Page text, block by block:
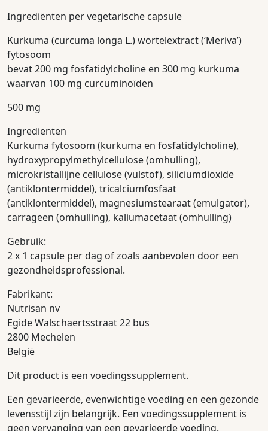
Ingrediënten per vegetarische capsule
Kurkuma (curcuma longa L.) wortelextract (‘Meriva’)
fytosoom
bevat 200 mg fosfatidylcholine en 300 mg kurkuma
waarvan 100 mg curcuminoïden
500 mg
Ingredienten
Kurkuma fytosoom (kurkuma en fosfatidylcholine),
hydroxypropylmethylcellulose (omhulling),
microkristallijne cellulose (vulstof), siliciumdioxide
(antiklontermiddel), tricalciumfosfaat
(antiklontermiddel), magnesiumstearaat (emulgator),
carrageen (omhulling), kaliumacetaat (omhulling)
Gebruik:
2 x 1 capsule per dag of zoals aanbevolen door een
gezondheidsprofessional.
Fabrikant:
Nutrisan nv
Egide Walschaertsstraat 22 bus
2800 Mechelen
België
Dit product is een voedingssupplement.
Een gevarieerde, evenwichtige voeding en een gezonde
levensstijl zijn belangrijk. Een voedingssupplement is
geen vervanging van een gevarieerde voeding.